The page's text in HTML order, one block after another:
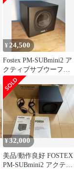
¥ 24,500
Fostex PM-SUBmini2 ア
クティブサブウーファ
ー 本体
¥32,000
美品/動作良好 FOSTEX
PM-SUBmini2 アクティ